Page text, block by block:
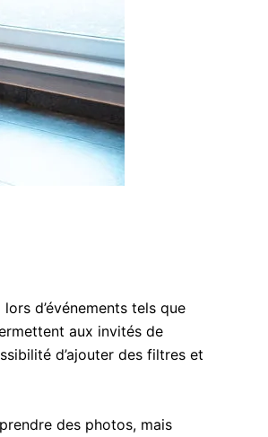
d’événements tels que
aux invités de
d’ajouter des filtres et
des photos, mais